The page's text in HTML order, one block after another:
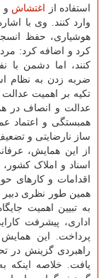
استفاده از اغتشاش و
وارد کنند. وی با
هوشیاری، حفظ
کرد و اضافه کرد:
کنند، اما دشمن با
ضربه زدن به نظام
تکیه بر اهمیت
عدالت و انصاف در
همبستگی و اعتماد
ساز نارضایتی و
از این همایش،
اسناد و املاک
اقدامات و کارهای
همین طور نظری
به تبیین اهمیت
اداری، پیشرفت
پرداخت. این همایش
راهبردی گزینش در
یافت. خلاصه